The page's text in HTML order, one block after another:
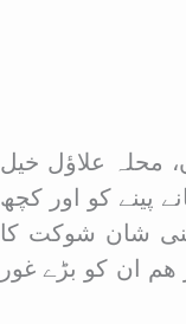
محلہ علاؤل خیل
پینے کو اور کچھ
شان شوکت کا
ان کو بڑے غور